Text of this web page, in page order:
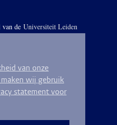
van onze
wij gebruik
statement voor
de Universiteit Leiden
Sitemap